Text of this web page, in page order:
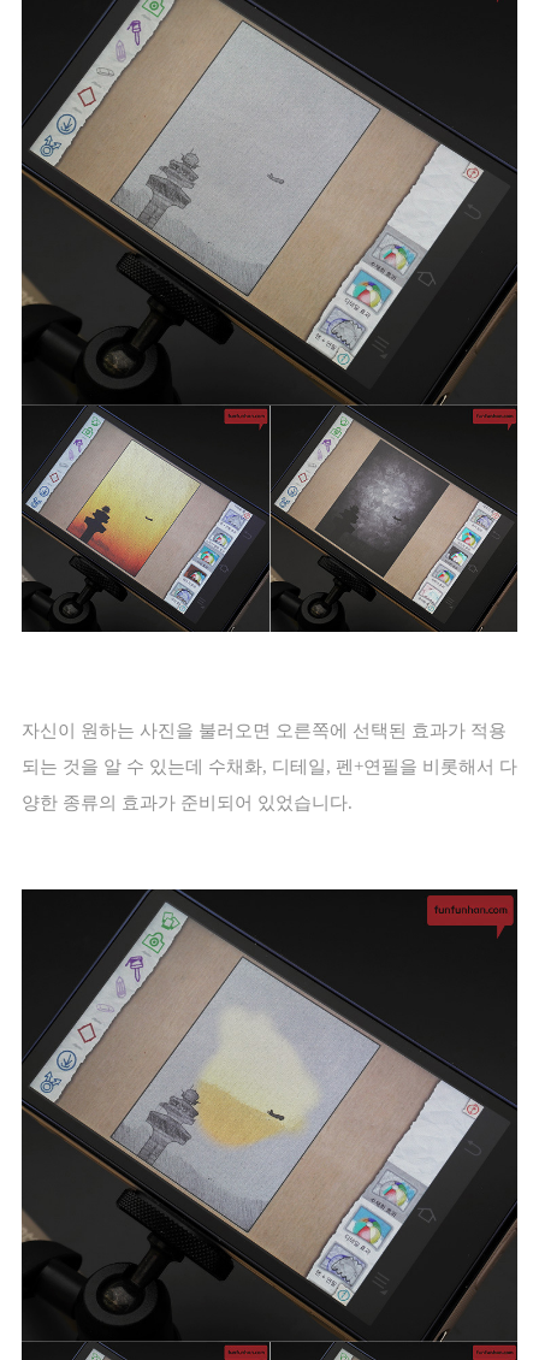
자신이 원하는 사진을 불러오면 오른쪽에 선택된 효과가 적용
되는 것을 알 수 있는데 수채화, 디테일, 펜+연필을 비롯해서 다
양한 종류의 효과가 준비되어 있었습니다.